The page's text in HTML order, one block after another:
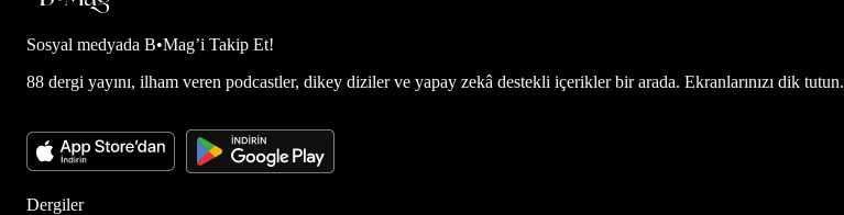
Sosyal medyada B•Mag’i Takip Et!
88 dergi yayını, ilham veren podcastler, dikey diziler ve yapay zekâ destekli içerikler bir arada. Ekranlarınızı dik tutun.
Dergiler